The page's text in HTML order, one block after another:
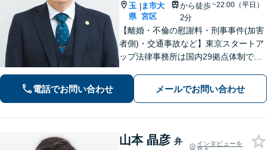
玉
県
|ま市大
宮区
から徒歩
2分
~22:00（平日）
【離婚・不倫の慰謝料・刑事事件(加害
者側)・交通事故など】東京スタートア
ップ法律事務所は国内29拠点体制で全
対応(法律相談は完全予約制)】各分野で
専門性の高い弁護士が寄り添い解決を
電話でお問い合わせ メールでお問い合わせ
山本 晶彦 弁
インタビューを